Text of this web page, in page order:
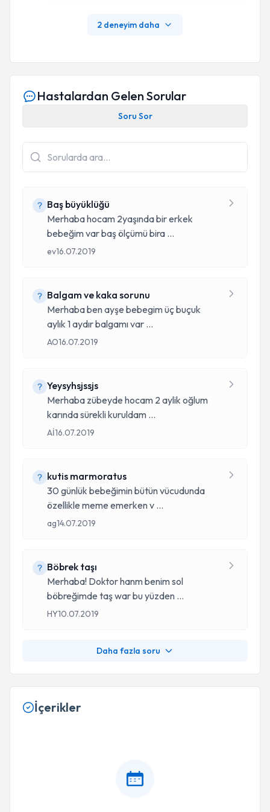
2 deneyim daha
Hastalardan Gelen Sorular
Soru Sor
Baş büyüklüğü
Merhaba hocam 2yaşında bir erkek
bebeğim var baş ölçümü bira ...
ev16.07.2019
Balgam ve kaka sorunu
Merhaba ben ayşe bebegim üç buçuk
aylık 1 aydır balgamı var ...
AO16.07.2019
Yeysyhsjssjs
Merhaba zübeyde hocam 2 aylik oğlum
karında sürekli kuruldam ...
Aİ16.07.2019
kutis marmoratus
30 günlük bebeğimin bütün vücudunda
özellikle meme emerken v ...
ag14.07.2019
Böbrek taşı
Merhaba! Doktor hanm benim sol
böbreğimde taş war bu yüzden ...
HY10.07.2019
Daha fazla soru
İçerikler